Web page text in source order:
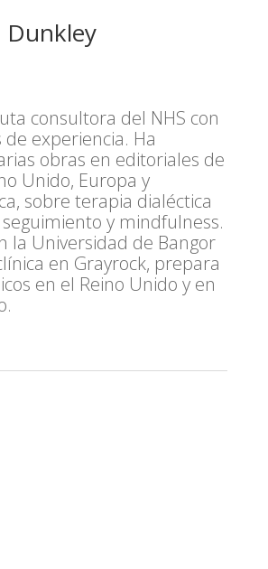
Dunkley
consultora del NHS con
experiencia. Ha
obras en editoriales de
Unido, Europa y
sobre terapia dialéctica
y mindfulness.
la Universidad de Bangor
en Grayrock, prepara
en el Reino Unido y en